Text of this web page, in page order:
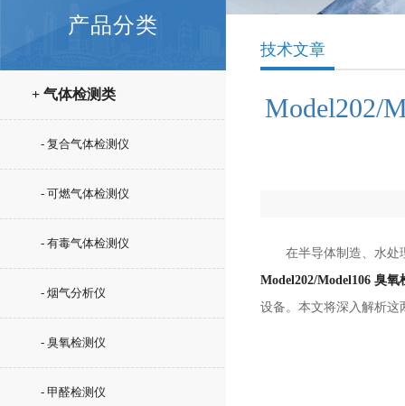
产品分类
+ 气体检测类
- 复合气体检测仪
- 可燃气体检测仪
- 有毒气体检测仪
- 烟气分析仪
- 臭氧检测仪
- 甲醛检测仪
技术文章
Model202/
在半导体制造、水处理
Model202/Model106 臭氧
设备。本文将深入解析这